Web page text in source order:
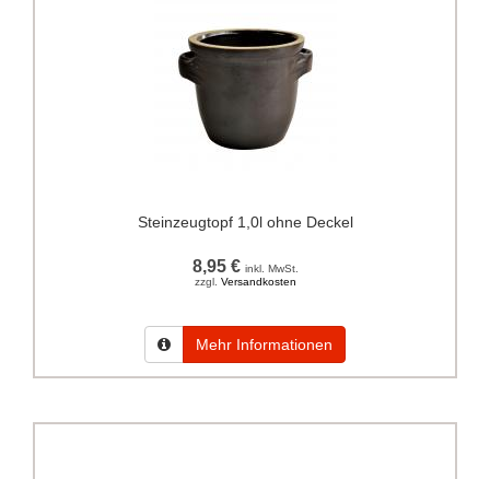
Steinzeugtopf 1,0l ohne Deckel
8,95 € inkl. MwSt.
zzgl. Versandkosten
Mehr Informationen